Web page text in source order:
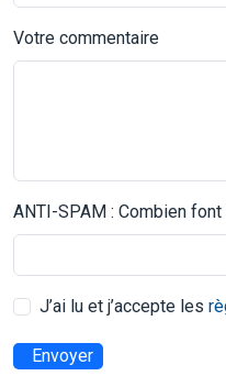
Votre commentaire
ANTI-SPAM : Combien
J’ai lu et j’accepte les
Envoyer